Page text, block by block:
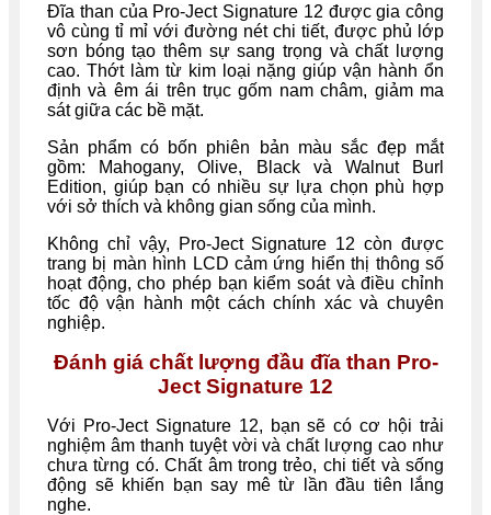
Đĩa than của Pro-Ject Signature 12 được gia công
vô cùng tỉ mỉ với đường nét chi tiết, được phủ lớp
sơn bóng tạo thêm sự sang trọng và chất lượng
cao. Thớt làm từ kim loại nặng giúp vận hành ổn
định và êm ái trên trục gốm nam châm, giảm ma
sát giữa các bề mặt.
Sản phẩm có bốn phiên bản màu sắc đẹp mắt
gồm: Mahogany, Olive, Black và Walnut Burl
Edition, giúp bạn có nhiều sự lựa chọn phù hợp
với sở thích và không gian sống của mình.
Không chỉ vậy, Pro-Ject Signature 12 còn được
trang bị màn hình LCD cảm ứng hiển thị thông số
hoạt động, cho phép bạn kiểm soát và điều chỉnh
tốc độ vận hành một cách chính xác và chuyên
nghiệp.
Đánh giá chất lượng đầu đĩa than Pro-
Ject Signature 12
Với Pro-Ject Signature 12, bạn sẽ có cơ hội trải
nghiệm âm thanh tuyệt vời và chất lượng cao như
chưa từng có. Chất âm trong trẻo, chi tiết và sống
động sẽ khiến bạn say mê từ lần đầu tiên lắng
nghe.